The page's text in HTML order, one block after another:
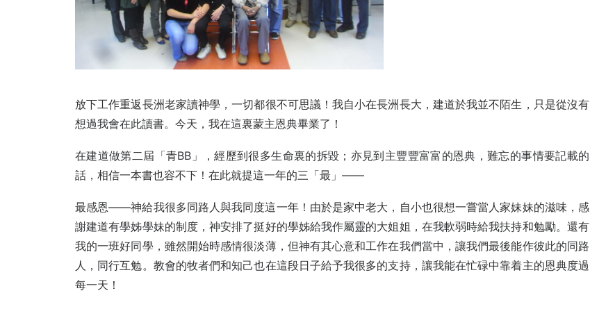
放下工作重返長洲老家讀神學，一切都很不可思議！我自小在長洲長大，建道於我並不陌生，只是從沒有
想過我會在此讀書。今天，我在這裏蒙主恩典畢業了！
在建道做第二屆「青BB」，經歷到很多生命裏的拆毀；亦見到主豐豐富富的恩典，難忘的事情要記載的
話，相信一本書也容不下！在此就提這一年的三「最」——
最感恩——神給我很多同路人與我同度這一年！由於是家中老大，自小也很想一嘗當人家妹妹的滋味，感
謝建道有學姊學妹的制度，神安排了挺好的學姊給我作屬靈的大姐姐，在我軟弱時給我扶持和勉勵。還有
我的一班好同學，雖然開始時感情很淡薄，但神有其心意和工作在我們當中，讓我們最後能作彼此的同路
人，同行互勉。教會的牧者們和知己也在這段日子給予我很多的支持，讓我能在忙碌中靠着主的恩典度過
每一天！